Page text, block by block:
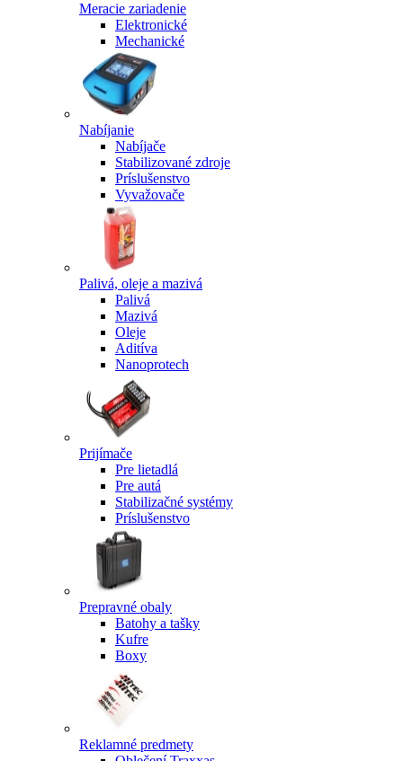
Meracie zariadenie
Elektronické
Mechanické
Nabíjanie
Nabíjače
Stabilizované zdroje
Príslušenstvo
Vyvažovače
Palivá, oleje a mazivá
Palivá
Mazivá
Oleje
Aditíva
Nanoprotech
Prijímače
Pre lietadlá
Pre autá
Stabilizačné systémy
Príslušenstvo
Prepravné obaly
Batohy a tašky
Kufre
Boxy
Reklamné predmety